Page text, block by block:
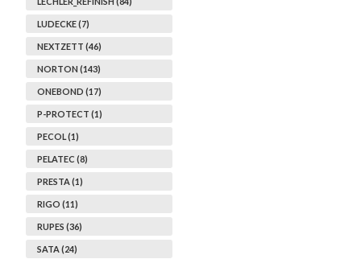
LUDECKE (7)
NEXTZETT (46)
NORTON (143)
ONEBOND (17)
P-PROTECT (1)
PECOL (1)
PELATEC (8)
PRESTA (1)
RIGO (11)
RUPES (36)
SATA (24)